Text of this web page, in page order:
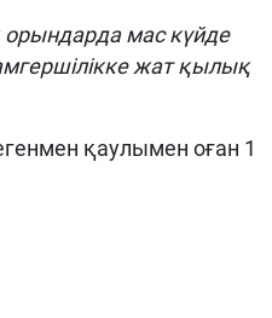
мас күйде
жат қылық
қаулымен оған 1